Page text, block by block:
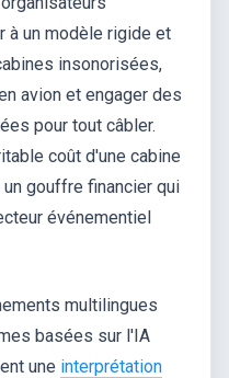
à un modèle rigide et
insonorisées,
avion et engager des
pour tout câbler.
coût d'une cabine
gouffre financier qui
événementiel
multilingues
basées sur l'IA
une interprétation